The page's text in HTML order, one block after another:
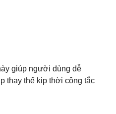
giúp người dùng dễ
thay thế kịp thời công tắc